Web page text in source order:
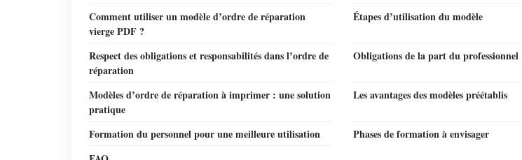
Comment utiliser un modèle d’ordre de réparation
vierge PDF ?
Étapes d’utilisation du modèle
Respect des obligations et responsabilités dans l’ordre de
réparation
Obligations de la part du professionnel
Modèles d’ordre de réparation à imprimer : une solution
pratique
Les avantages des modèles préétablis
Formation du personnel pour une meilleure utilisation
Phases de formation à envisager